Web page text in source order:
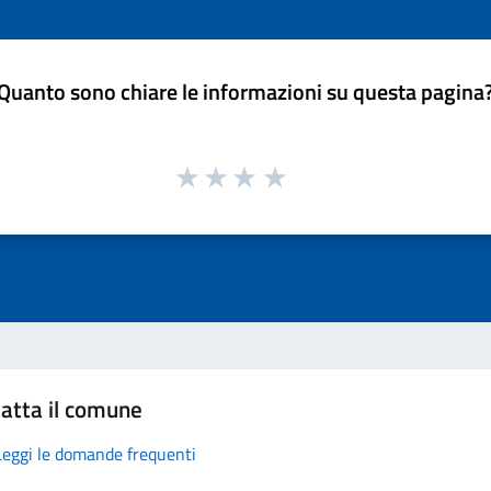
sono chiare le informazioni su questa
il comune
le domande frequenti